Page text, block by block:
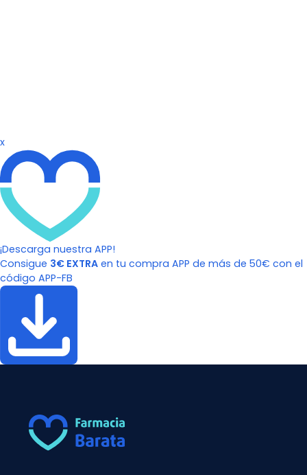
x
¡Descarga nuestra APP!
Consigue 3€ EXTRA en tu compra APP de más de 50€ con el
código APP-FB